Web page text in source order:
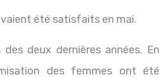
été satisfaits en mai.
deux dernières années. En
des femmes ont été